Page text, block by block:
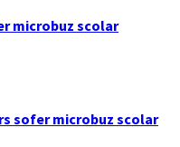
microbuz scolar
sofer microbuz scolar